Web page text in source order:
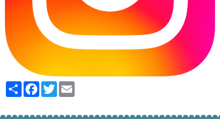
PartagerFacebook
Twitter